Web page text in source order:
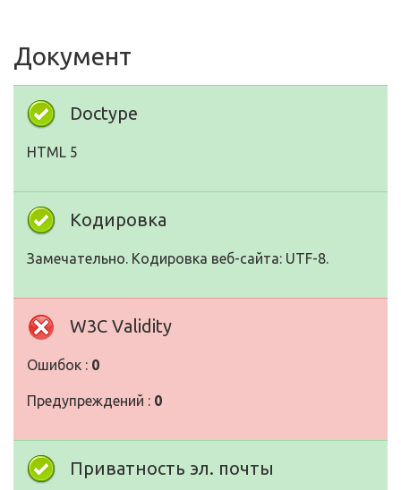
Документ
Doctype
HTML 5
Кодировка
Замечательно. Кодировка веб-сайта: UTF-8.
W3C Validity
Ошибок : 0
Предупреждений : 0
Приватность эл. почты